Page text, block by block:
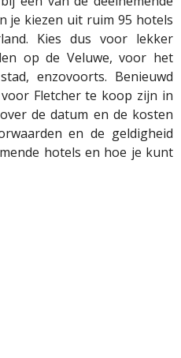
je kiezen uit ruim 95 hotels
Kies dus voor lekker
op de Veluwe, voor het
enzovoorts. Benieuwd
Fletcher te koop zijn in
de datum en de kosten
en de geldigheid
hotels en hoe je kunt